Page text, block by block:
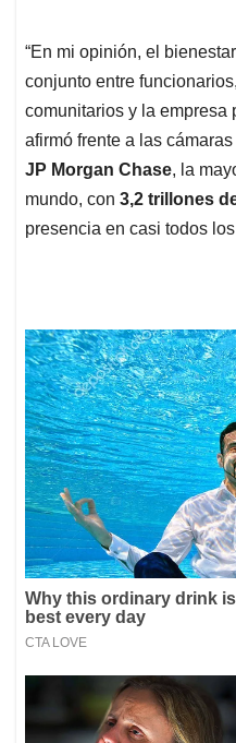
“En mi opinión, el
conjunto entre
comunitarios y la empresa
afirmó frente a las cámaras
JP Morgan Chase, la
mundo, con 3,2 trillones
presencia en casi todos